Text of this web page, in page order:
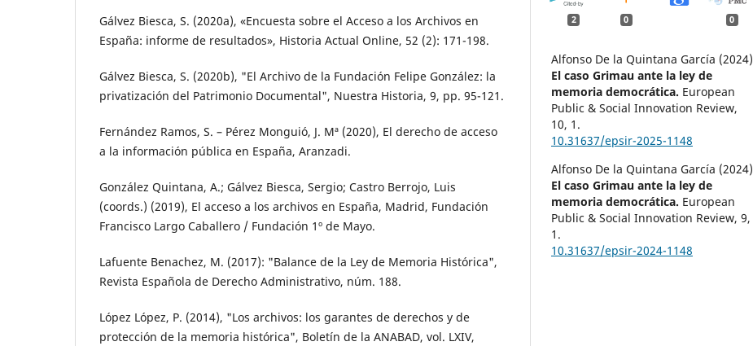
Gálvez Biesca, S. (2020a), «Encuesta sobre el Acceso a los Archivos en
España: informe de resultados», Historia Actual Online, 52 (2): 171-198.
Gálvez Biesca, S. (2020b), "El Archivo de la Fundación Felipe González: la
privatización del Patrimonio Documental", Nuestra Historia, 9, pp. 95-121.
Fernández Ramos, S. – Pérez Monguió, J. Mª (2020), El derecho de acceso
a la información pública en España, Aranzadi.
González Quintana, A.; Gálvez Biesca, Sergio; Castro Berrojo, Luis
(coords.) (2019), El acceso a los archivos en España, Madrid, Fundación
Francisco Largo Caballero / Fundación 1º de Mayo.
Lafuente Benachez, M. (2017): "Balance de la Ley de Memoria Histórica",
Revista Española de Derecho Administrativo, núm. 188.
López López, P. (2014), "Los archivos: los garantes de derechos y de
protección de la memoria histórica", Boletín de la ANABAD, vol. LXIV,
2 0 0
Alfonso De la Quintana García (2024)
El caso Grimau ante la ley de
memoria democrática. European
Public & Social Innovation Review,
10, 1.
10.31637/epsir-2025-1148
Alfonso De la Quintana García (2024)
El caso Grimau ante la ley de
memoria democrática. European
Public & Social Innovation Review,9,
1.
10.31637/epsir-2024-1148